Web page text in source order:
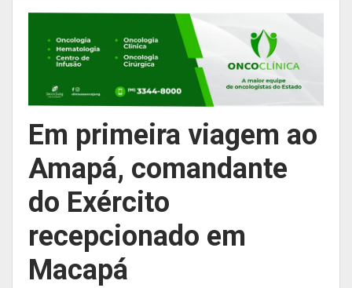
Em primeira viagem ao
Amapá, comandante
do Exército
recepcionado em
Macapá